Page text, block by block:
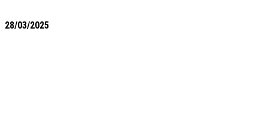
28/03/2025